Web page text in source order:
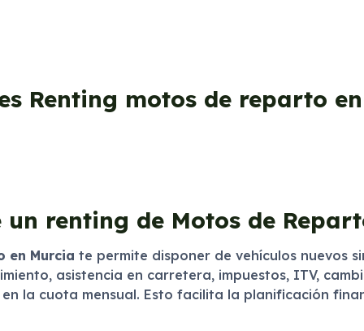
Renting motos de reparto
un renting de Motos de
en Murcia te permite disponer de vehículos nuevos
asistencia en carretera, impuestos, ITV,
la cuota mensual. Esto facilita la planificación